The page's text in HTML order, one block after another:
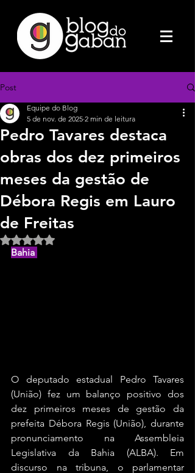
Post
Pedro Tavares destaca
obras dos dez primeiros
meses da gestão de
Débora Regis em Lauro
de Freitas
Equipe do Blog
5 de nov. de 2025 2 min de leitura
Avaliado com NaN de 5 estrelas.
Bahia
O deputado estadual Pedro Tavares
(União) fez um balanço positivo dos
dez primeiros meses de gestão da
prefeita Débora Regis (União), durante
pronunciamento na Assembleia
Legislativa da Bahia (ALBA). Em
discurso na tribuna, o parlamentar